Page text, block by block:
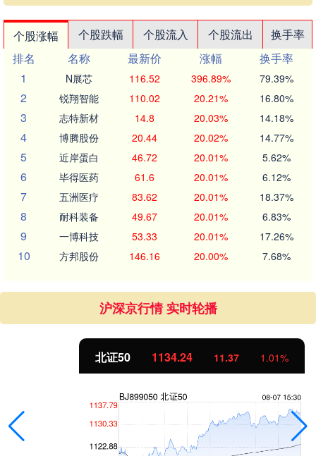
个股涨幅 个股跌幅 个股流入 个股流出
换手率
排名
名称 最新价 涨幅
换手率
1
N展芯 116.52 396.89% 79.39%
2 锐翔智能 110.02 20.21% 16.80%
3 志特新材 14.8 20.03% 14.18%
4 博腾股份 20.44 20.02% 14.77%
5 近岸蛋白 46.72 20.01% 5.62%
6 毕得医药 61.6 20.01% 6.12%
7 五洲医疗 83.62 20.01% 18.37%
8 耐科装备 49.67 20.01% 6.83%
9 一博科技 53.33 20.01% 17.26%
10 方邦股份 146.16 20.00% 7.68%
沪深京行情 实时轮播
北证50 1134.24 11.37 1.01%